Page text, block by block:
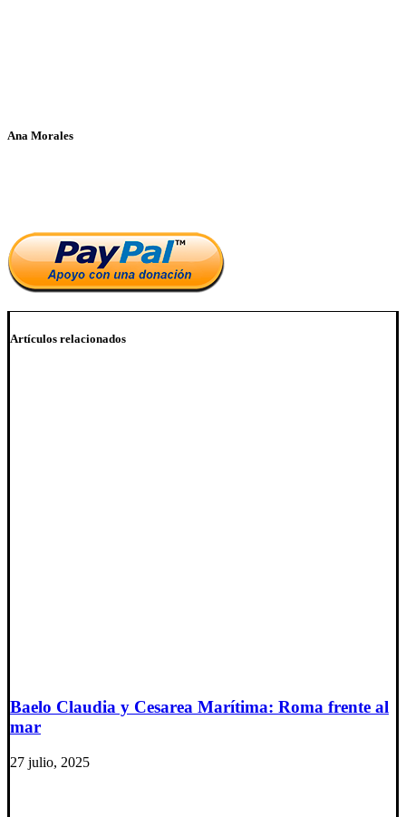
Ana Morales
Artículos relacionados
Baelo Claudia y Cesarea Marítima: Roma frente al
mar
27 julio, 2025